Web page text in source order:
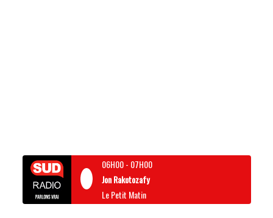
06H00- 07H00
Jon Rakotozafy
Le Petit Matin